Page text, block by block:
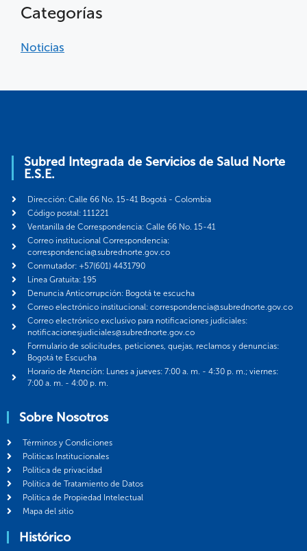
Categorías
Noticias
Subred Integrada de Servicios de Salud Norte
E.S.E.
Dirección: Calle 66 No. 15-41 Bogotá - Colombia
Código postal: 111221
Ventanilla de Correspondencia: Calle 66 No. 15-41
Correo institucional Correspondencia:
correspondencia@subrednorte.gov.co
Conmutador: +57(601) 4431790
Línea Gratuita: 195
Denuncia Anticorrupción: Bogotá te escucha
Correo electrónico institucional: correspondencia@subrednorte.gov.co
Correo electrónico exclusivo para notificaciones judiciales:
notificacionesjudiciales@subrednorte.gov.co
Formulario de solicitudes, peticiones, quejas, reclamos y denuncias:
Bogotá te Escucha
Horario de Atención: Lunes a jueves: 7:00 a. m. - 4:30 p. m.; viernes:
7:00 a. m. - 4:00 p. m.
Sobre Nosotros
Términos y Condiciones
Politicas Institucionales
Política de privacidad
Política de Tratamiento de Datos
Política de Propiedad Intelectual
Mapa del sitio
Histórico